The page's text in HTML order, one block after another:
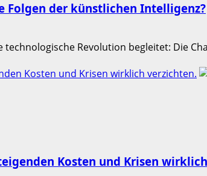
Folgen der künstlichen Intelligenz?
technologische Revolution begleitet: Die
Kosten und Krisen wirklich verzichten.
Kosten und Krisen